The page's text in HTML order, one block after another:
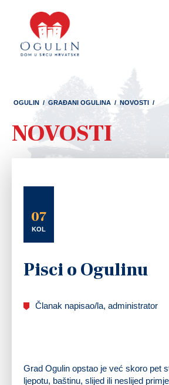
OGULIN / GRAĐANI OGULINA / NOVOSTI /
NOVOSTI
07
KOL
Pisci o Ogulinu
Članak napisao/la, administrator
Grad Ogulin opstao je već skoro pet
ljepotu, baštinu, slijed ili neslijed